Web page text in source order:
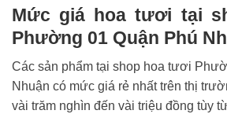
Mức giá hoa tươi tại
Phường 01 Quận Phú
Các sản phẩm tại shop hoa tươi
Nhuận có mức giá rẻ nhất trên thị
vài trăm nghìn đến vài triệu đồng tùy